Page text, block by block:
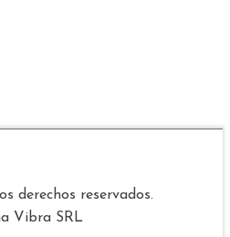
derechos reservados.
Vibra SRL